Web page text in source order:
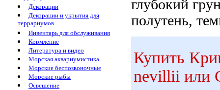
Декорации
Декорации и укрытия для
террариумов
Инвентарь для обслуживания
Кормление
Литература и видео
Морская аквариумистика
Морские беспозвоночные
Морские рыбы
Освещение
глубокий
полутень,
Купить
nevillii или